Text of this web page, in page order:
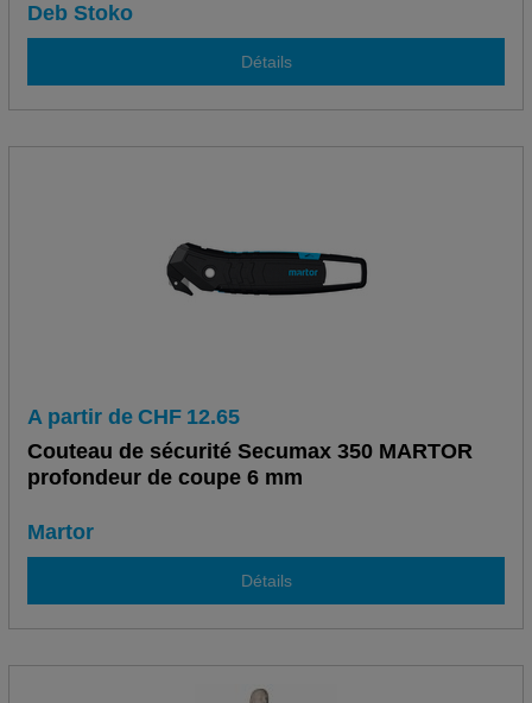
Deb Stoko
Détails
A partir de CHF 12.65
Couteau de sécurité Secumax 350 MARTOR
profondeur de coupe 6 mm
Martor
Détails